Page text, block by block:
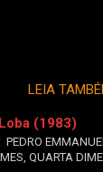
LEIA
(1983)
PEDRO
, QUARTA